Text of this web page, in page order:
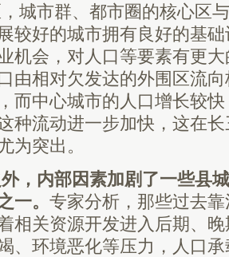
城市群、都市圈的核心区
较好的城市拥有良好的基
机会，对人口等要素有更
由相对欠发达的外围区流
而中心城市的人口增长较
种流动进一步加快，这在
为突出。
，内部因素加剧了一些县
一。 专家分析，那些过去
相关资源开发进入后期、
、环境恶化等压力，人口